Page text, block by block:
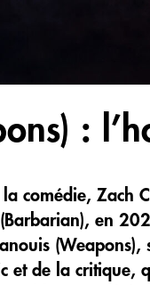
:
comédie, Zach
en
et de la critique,